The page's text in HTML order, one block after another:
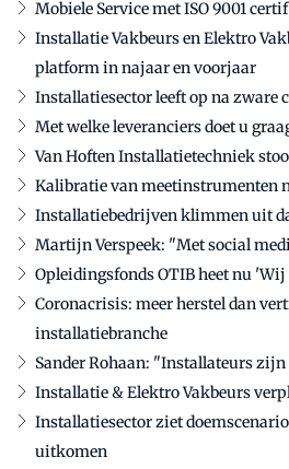
Mobiele Service met ISO 9001
Installatie Vakbeurs en Elektro
platform in najaar en voorjaar
Installatiesector leeft op na zware
Met welke leveranciers doet u
Van Hoften Installatietechniek
Kalibratie van meetinstrumenten
Installatiebedrijven klimmen uit
Martijn Verspeek: "Met social
Opleidingsfonds OTIB heet nu
Coronacrisis: meer herstel dan
installatiebranche
Sander Rohaan: "Installateurs
Installatie & Elektro Vakbeurs
Installatiesector ziet
uitkomen